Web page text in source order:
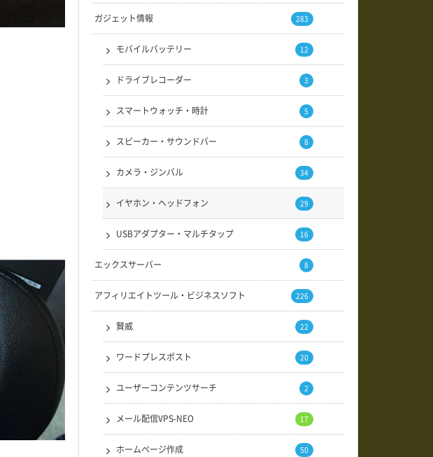
ガジェット情報 283
モバイルバッテリー 12
ドライブレコーダー 3
スマートウォッチ・時計 5
スピーカー・サウンドバー 8
カメラ・ジンバル 34
イヤホン・ヘッドフォン 29
USBアダプター・マルチタップ 16
エックスサーバー 8
アフィリエイトツール・ビジネスソフト 226
賢威 22
ワードプレスポスト 20
ユーザーコンテンツサーチ 2
メール配信VPS-NEO 17
ホームページ作成 50